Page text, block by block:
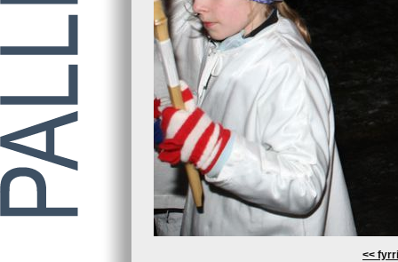
<< fyrri